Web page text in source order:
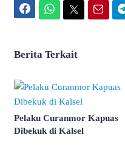
Berita Terkait
Pelaku Curanmor Kapuas
Dibekuk di Kalsel